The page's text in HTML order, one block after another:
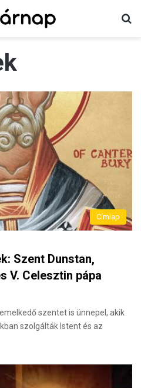
Címlap
Szent Dunstan,
V. Celesztin pápa
szentet is ünnepel, akik
szolgálták Istent és az